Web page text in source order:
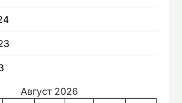
Август 2026